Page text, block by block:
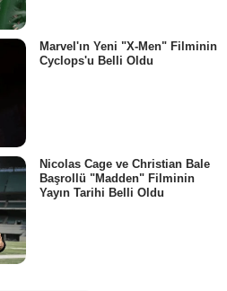
Marvel'ın Yeni "X-Men" Filminin
Cyclops'u Belli Oldu
Nicolas Cage ve Christian Bale
Başrollü "Madden" Filminin
Yayın Tarihi Belli Oldu